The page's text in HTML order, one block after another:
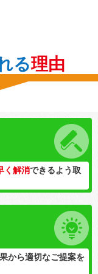
る理由
く解消できるよう取
から適切なご提案を